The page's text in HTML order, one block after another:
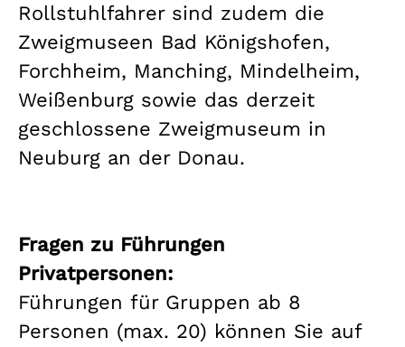
Rollstuhlfahrer sind zudem die
Zweigmuseen Bad Königshofen,
Forchheim, Manching, Mindelheim,
Weißenburg sowie das derzeit
geschlossene Zweigmuseum in
Neuburg an der Donau.
Fragen zu Führungen
Privatpersonen:
Führungen für Gruppen ab 8
Personen (max. 20) können Sie auf